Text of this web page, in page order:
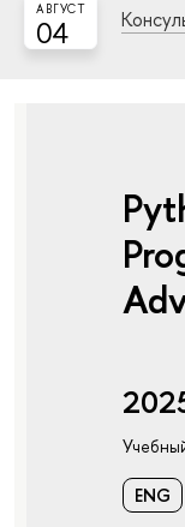
04
АВГУСТ
ENG